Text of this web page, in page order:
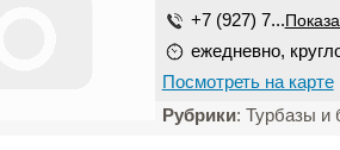
+7 (927) 7...
ежедневно,
Посмотреть на карте
Рубрики: Турбазы и